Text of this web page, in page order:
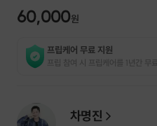
60,000원
프립케어 무료 지원
프립 참여 시 프립케어를 1년간 무
차명진